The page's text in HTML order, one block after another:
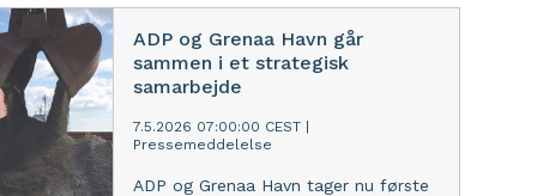
ADP og Grenaa Havn går
sammen i et strategisk
samarbejde
7.5.2026 07:00:00 CEST
Pressemeddelelse
ADP og Grenaa Havn tager nu første